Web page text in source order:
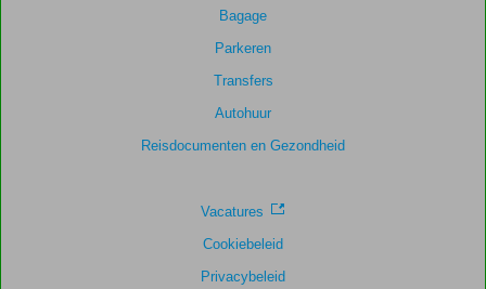
Bagage
Parkeren
Transfers
Autohuur
Reisdocumenten en Gezondheid
Vacatures
Cookiebeleid
Privacybeleid